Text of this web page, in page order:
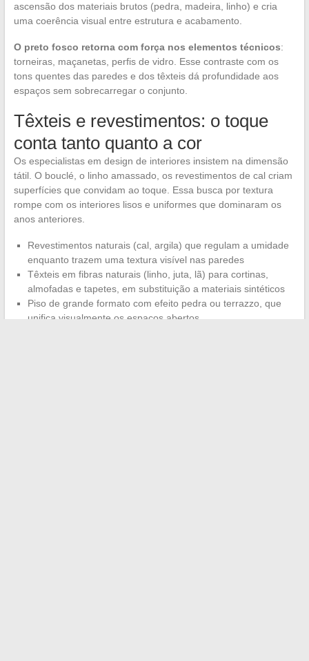
ascensão dos materiais brutos (pedra, madeira, linho) e cria
uma coerência visual entre estrutura e acabamento.
O preto fosco retorna com força nos elementos técnicos:
torneiras, maçanetas, perfis de vidro. Esse contraste com os
tons quentes das paredes e dos têxteis dá profundidade aos
espaços sem sobrecarregar o conjunto.
Têxteis e revestimentos: o toque
conta tanto quanto a cor
Os especialistas em design de interiores insistem na dimensão
tátil. O bouclé, o linho amassado, os revestimentos de cal criam
superfícies que convidam ao toque. Essa busca por textura
rompe com os interiores lisos e uniformes que dominaram os
anos anteriores.
Revestimentos naturais (cal, argila) que regulam a umidade
enquanto trazem uma textura visível nas paredes
Têxteis em fibras naturais (linho, juta, lã) para cortinas,
almofadas e tapetes, em substituição a materiais sintéticos
Piso de grande formato com efeito pedra ou terrazzo, que
unifica visualmente os espaços abertos